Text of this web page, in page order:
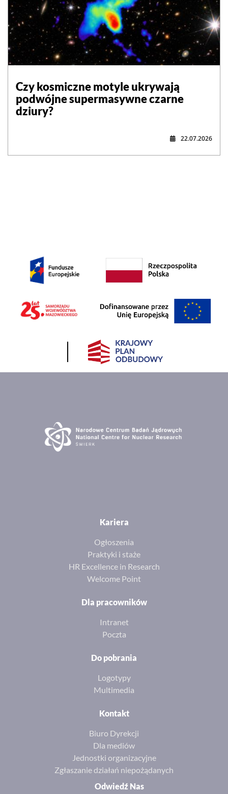
Czy kosmiczne motyle ukrywają
podwójne supermasywne czarne
dziury?
22.07.2026
Kariera
Ogłoszenia
Praktyki i staże
HR Excellence in Research
Welcome Point
Dla pracowników
Intranet
Poczta
Do pobrania
Logotypy
Multimedia
Kontakt
Biuro Dyrekcji
Dla mediów
Jednostki organizacyjne
Zgłaszanie działań niepożądanych
Odwiedź Nas